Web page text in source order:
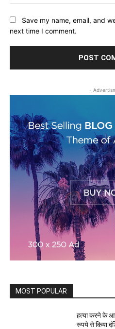
Save my name, email, and
next time I comment.
-
MOST POPULAR
हत्या करने के
रुपये से किया